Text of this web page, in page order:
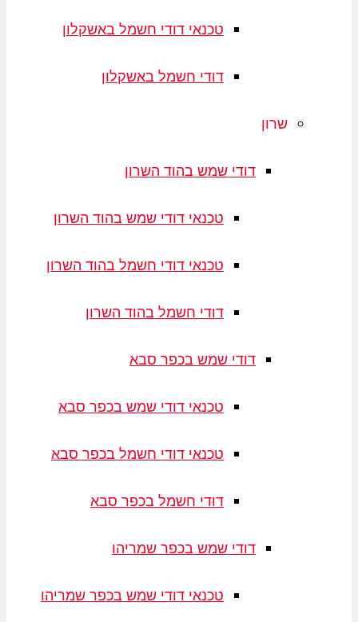
טכנאי דודי חשמל באשקלון
דודי חשמל באשקלון
שרון
דודי שמש בהוד השרון
טכנאי דודי שמש בהוד השרון
טכנאי דודי חשמל בהוד השרון
דודי חשמל בהוד השרון
דודי שמש בכפר סבא
טכנאי דודי שמש בכפר סבא
טכנאי דודי חשמל בכפר סבא
דודי חשמל בכפר סבא
דודי שמש בכפר שמריהו
טכנאי דודי שמש בכפר שמריהו